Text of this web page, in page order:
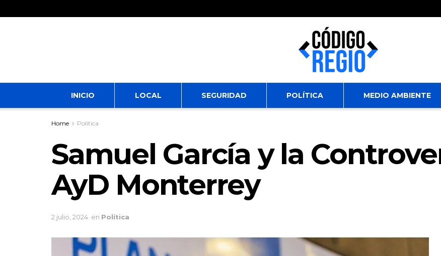
INICIO LOCAL SEGURIDAD POLÍTICA MEDIO AMBIENTE
Home Política
Samuel García y la
AyD Monterrey
2 julio, 2024 en Política